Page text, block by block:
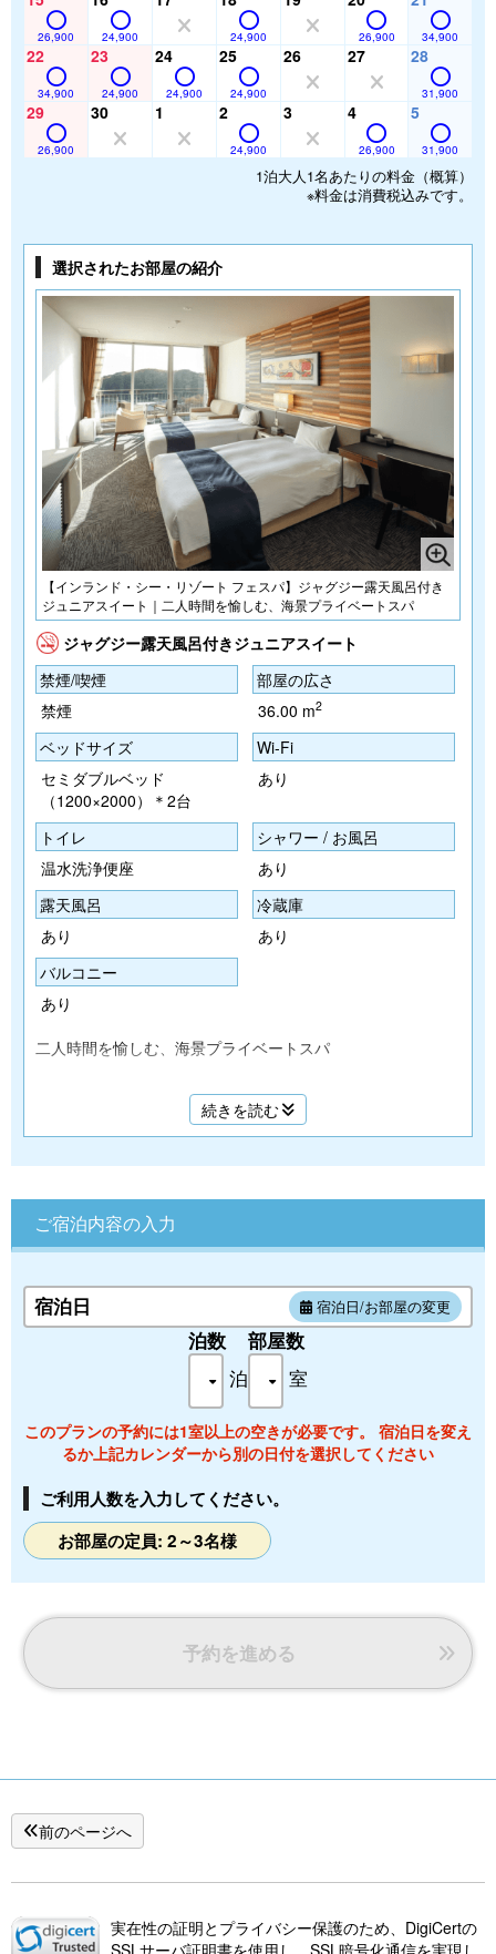
26,900 24,900 24,900 26,900 34,900
22
34,900
23
24,900
24
24,900
25
24,900
26 27 28
31,900
29
26,900
30 1 2
24,900
3 4
26,900
5
31,900
1泊大人1名あたりの料金（概算）
※料金は消費税込みです。
選択されたお部屋の紹介
【インランド・シー・リゾート フェスパ】ジャグジー露天風呂付き
ジュニアスイート｜二人時間を愉しむ、海景プライベートスパ
ジャグジー露天風呂付きジュニアスイート
禁煙/喫煙
禁煙
部屋の広さ
36.00 m2
ベッドサイズ
セミダブルベッド
（1200×2000）＊2台
Wi-Fi
あり
トイレ
温水洗浄便座
シャワー / お風呂
あり
露天風呂
あり
冷蔵庫
あり
バルコニー
あり
二人時間を愉しむ、海景プライベートスパ
■広さ：広さ37㎡＋バルコニー5㎡
3名様目は、ソファーベッドとなります。
■設備:プライベートバルコニー/無料Wi-Fi/テレビ/テーブル/イ
ス/ソファ/ミニ冷蔵庫/湯沸かしポット/ReFaヘアドライヤー
■アメニティ:湯あみかご/バスタオル/フェイスタオル/館内着/
たび靴下/歯ブラシセット/マウスウォッシュ/コットン・綿
棒・髪ゴム/カミソリ/ヘアブラシ/シャワーキャップ/ボディタ
オル/サウナハット/シャンプー/リンス/ボディーソープ
旧：特別洋室ツイン【306/307】※露天風呂・トイレ付き
続きを読む
ご宿泊内容の入力
宿泊日 宿泊日/お部屋の変更
泊数
泊
部屋数
室
このプランの予約には1室以上の空きが必要です。 宿泊日を変え
るか上記カレンダーから別の日付を選択してください
ご利用人数を入力してください。
お部屋の定員: 2～3名様
予約を進める
前のページへ
実在性の証明とプライバシー保護のため、DigiCertの
SSLサーバ証明書を使用し、SSL暗号化通信を実現し